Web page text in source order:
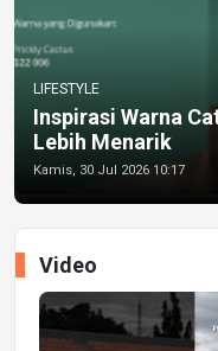
LIFESTYLE
Inspirasi Warna
Lebih Menarik
Kamis, 30 Jul 2026 10:17
Video